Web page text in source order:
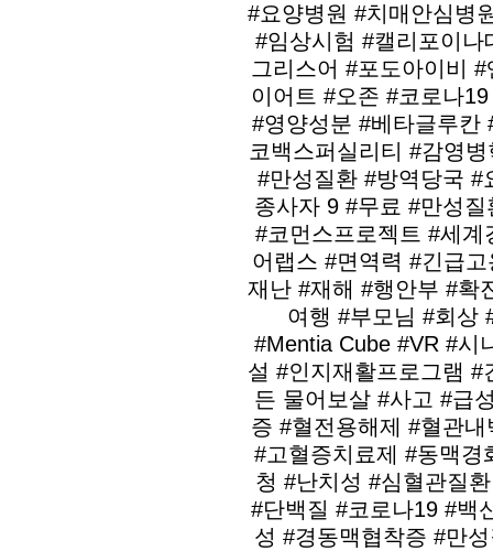
#요양병원 #치매안심병
#임상시험 #캘리포이
그리스어 #포도아이비
이어트 #오존 #코로나
#영양성분 #베타글루칸
코백스퍼실리티 #감영
#만성질환 #방역당국 #
종사자 9 #무료 #만성
#코먼스프로젝트 #세
어랩스 #면역력 #긴급
재난 #재해 #행안부 #확
여행 #부모님 #회상
#Mentia Cube #VR #시
설 #인지재활프로그램
든 물어보살 #사고 #급
증 #혈전용해제 #혈관
#고혈증치료제 #동맥경
청 #난치성 #심혈관질
#단백질 #코로나19 #백
성 #경동맥협착증 #만